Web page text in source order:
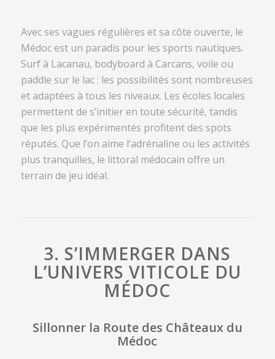
Avec ses vagues régulières et sa côte ouverte, le
Médoc est un paradis pour les sports nautiques.
Surf à Lacanau, bodyboard à Carcans, voile ou
paddle sur le lac : les possibilités sont nombreuses
et adaptées à tous les niveaux. Les écoles locales
permettent de s’initier en toute sécurité, tandis
que les plus expérimentés profitent des spots
réputés. Que l’on aime l’adrénaline ou les activités
plus tranquilles, le littoral médocain offre un
terrain de jeu idéal.
3. S’IMMERGER DANS
L’UNIVERS VITICOLE DU
MÉDOC
Sillonner la Route des Châteaux du
Médoc